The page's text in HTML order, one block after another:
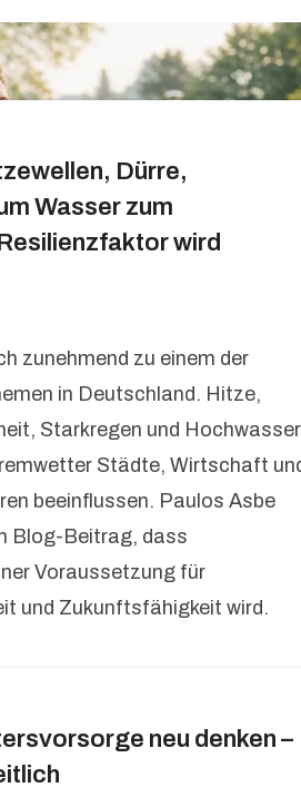
Dürre,
Wasser zum
wird
zunehmend zu einem der
in Deutschland. Hitze,
Starkregen und Hochwasser
Städte, Wirtschaft
beeinflussen. Paulos Asbe
Blog-Beitrag, dass
Voraussetzung für
und Zukunftsfähigkeit wird.
neu denken –